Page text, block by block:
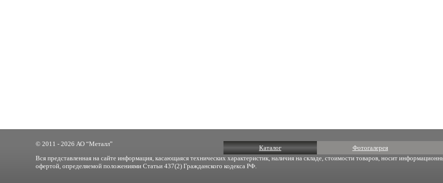
Каталог Фотогалерея
© 2011 - 2026 АО “Металл”
Вся представленная на сайте информация, касающаяся технических характеристик, наличия на складе, стоимости товаров, носит
офертой, определяемой положениями Статьи 437(2) Гражданского кодекса РФ.